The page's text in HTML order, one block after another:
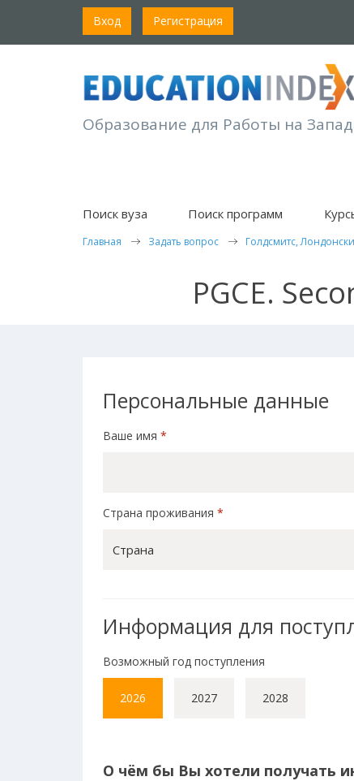
Вход Регистрация
Образование для Работы на
Поиск вуза Поиск программ
Главная Задать вопрос Голдсмитс,
PGCE.
Персональные данные
Ваше имя *
Страна проживания *
Страна
Информация для
Возможный год поступления
2026 2027 2028
О чём бы Вы хотели получать